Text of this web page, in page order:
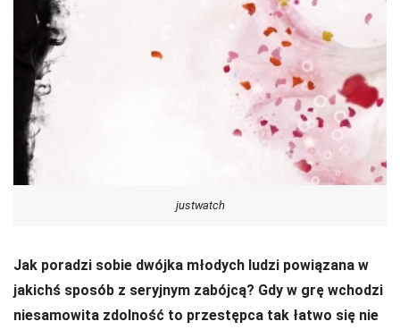
justwatch
Jak poradzi sobie dwójka młodych ludzi powiązana w
jakichś sposób z seryjnym zabójcą? Gdy w grę wchodzi
niesamowita zdolność to przestępca tak łatwo się nie